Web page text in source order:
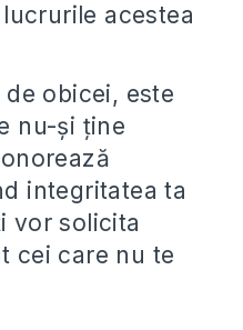
acestea
obicei, este
nu-şi ţine
integritatea ta
vor solicita
cei care nu te